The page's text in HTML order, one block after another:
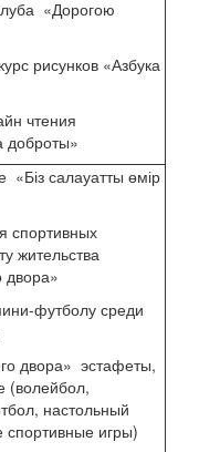
«Дорогою
рисунков «Азбука
чтения
доброты»
салауатты өмір
жительства
двора»
футболу среди
эстафеты,
(волейбол,
настольный
игры)